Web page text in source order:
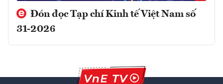
Đón đọc Tạp chí Kinh tế Việt Nam số
31-2026